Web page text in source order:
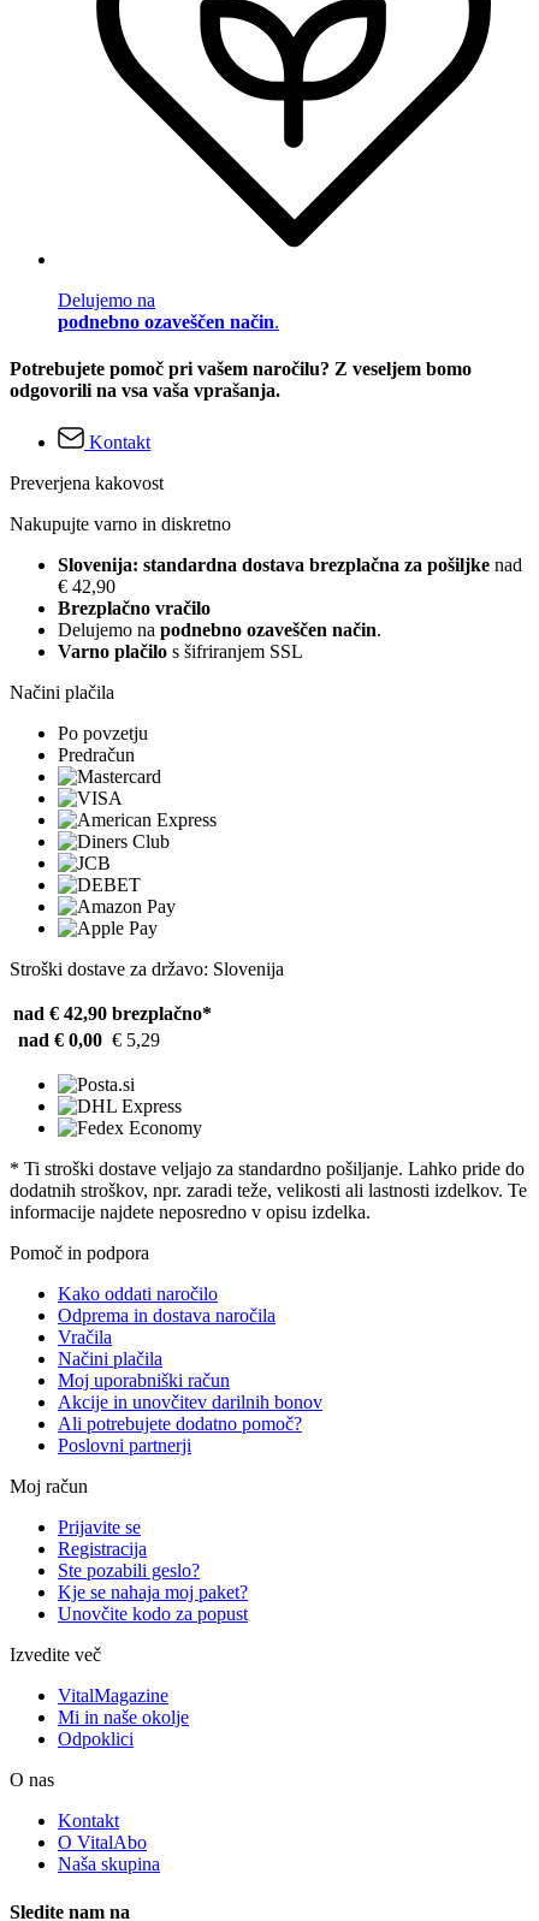
Delujemo na
podnebno ozaveščen način.
Potrebujete pomoč pri vašem naročilu? Z veseljem bomo
odgovorili na vsa vaša vprašanja.
Kontakt
Preverjena kakovost
Nakupujte varno in diskretno
Slovenija: standardna dostava brezplačna za pošiljke nad
€ 42,90
Brezplačno vračilo
Delujemo na podnebno ozaveščen način.
Varno plačilo s šifriranjem SSL
Načini plačila
Po povzetju
Predračun
Stroški dostave za državo: Slovenija
nad € 42,90 brezplačno*
nad € 0,00 € 5,29
* Ti stroški dostave veljajo za standardno pošiljanje. Lahko pride do
dodatnih stroškov, npr. zaradi teže, velikosti ali lastnosti izdelkov. Te
informacije najdete neposredno v opisu izdelka.
Pomoč in podpora
Kako oddati naročilo
Odprema in dostava naročila
Vračila
Načini plačila
Moj uporabniški račun
Akcije in unovčitev darilnih bonov
Ali potrebujete dodatno pomoč?
Poslovni partnerji
Moj račun
Prijavite se
Registracija
Ste pozabili geslo?
Kje se nahaja moj paket?
Unovčite kodo za popust
Izvedite več
VitalMagazine
Mi in naše okolje
Odpoklici
O nas
Kontakt
O VitalAbo
Naša skupina
Sledite nam na